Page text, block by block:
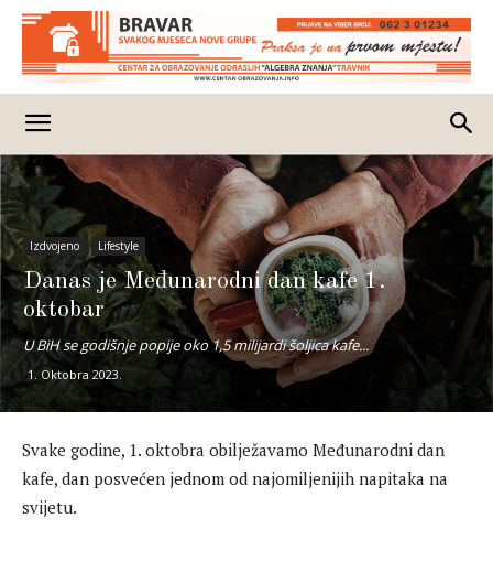
Izdvojeno Lifestyle
Danas je Međunarodni dan kafe 1.
oktobar
U BiH se godišnje popije oko 1,5 milijardi šoljica kafe...
1. Oktobra 2023.
Svake godine, 1. oktobra obilježavamo Međunarodni dan
kafe, dan posvećen jednom od najomiljenijih napitaka na
svijetu.